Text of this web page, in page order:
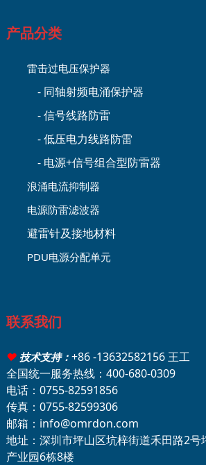
产品分类
雷击过电压保护器
- 同轴射频电涌保护器
- 信号线路防雷
- 低压电力线路防雷
- 电源+信号组合型防雷器
浪涌电流抑制器
电源防雷滤波器
避雷针及接地材料
PDU电源分配单元
联系我们
♥技术支持： +86 -13632582156 王工
全国统一服务热线：400-680-0309
电话：0755-82591856
传真：0755-82599306
邮箱：info@omrdon.com
地址：深圳市坪山区坑梓街道禾田路2号
产业园6栋8楼